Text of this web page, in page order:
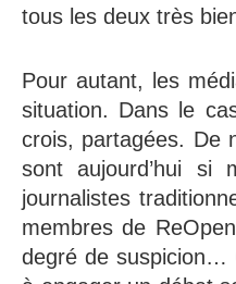
tous les deux très
Pour autant, les
situation. Dans le
crois, partagées. De
sont aujourd’hui si
journalistes
membres de
degré de suspicion…